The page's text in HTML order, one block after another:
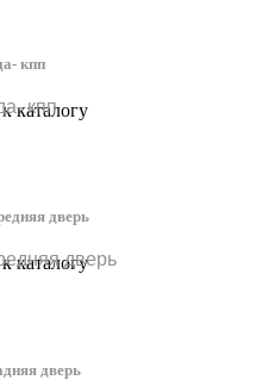
кпп
кпп
дверь
дверь
дверь